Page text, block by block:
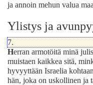
ja annoin mehun valua
Ylistys ja
7.
Herran armotöitä minä
muistaen kaikkea sitä,
hyvyyttään Israelia
hän, joka on uskollinen ja